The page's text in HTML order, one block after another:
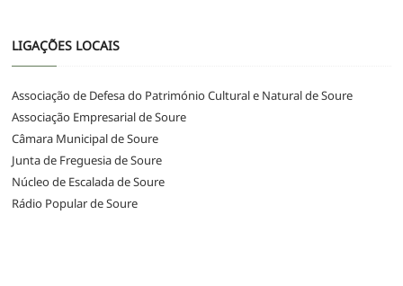
LIGAÇÕES LOCAIS
Associação de Defesa do Património Cultural e Natural de Soure
Associação Empresarial de Soure
Câmara Municipal de Soure
Junta de Freguesia de Soure
Núcleo de Escalada de Soure
Rádio Popular de Soure